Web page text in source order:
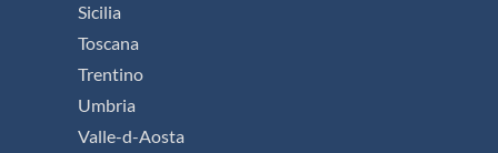
Sicilia
Toscana
Trentino
Umbria
Valle-d-Aosta